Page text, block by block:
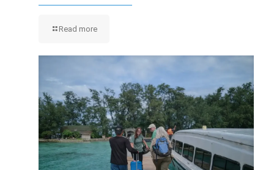
Read more